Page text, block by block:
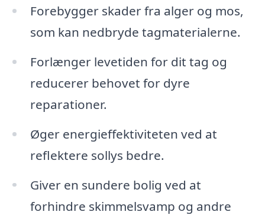
Forebygger skader fra alger og mos,
som kan nedbryde tagmaterialerne.
Forlænger levetiden for dit tag og
reducerer behovet for dyre
reparationer.
Øger energieffektiviteten ved at
reflektere sollys bedre.
Giver en sundere bolig ved at
forhindre skimmelsvamp og andre